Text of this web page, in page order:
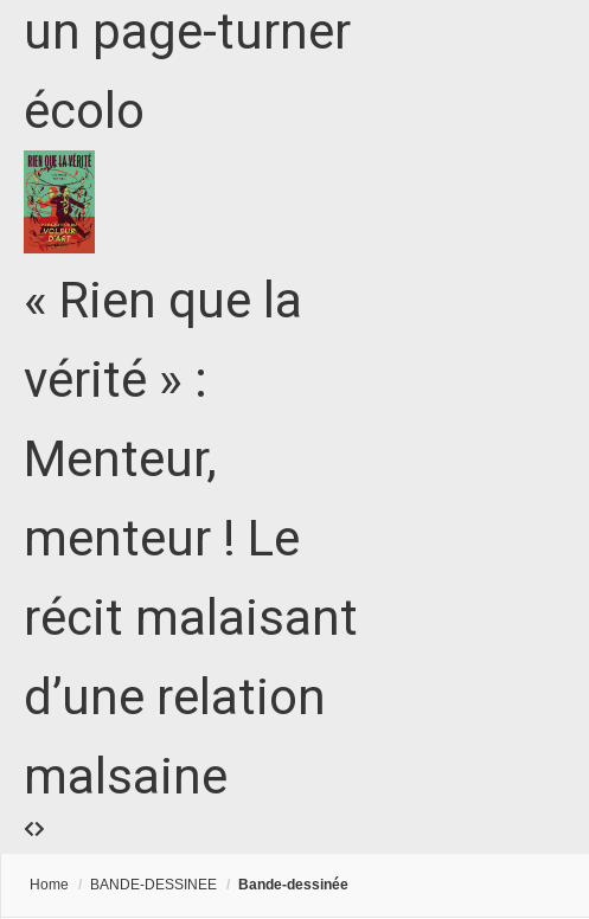
un page-turner
écolo
« Rien que la
vérité » :
Menteur,
menteur ! Le
récit malaisant
d’une relation
malsaine
Home / BANDE-DESSINEE / Bande-dessinée